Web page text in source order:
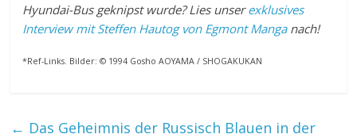
Hyundai-Bus geknipst wurde? Lies unserexklusives
Interview mit Steffen Hautog von Egmont Manganach!
*Ref-Links. Bilder: © 1994 Gosho AOYAMA / SHOGAKUKAN
← Das Geheimnis der Russisch Blauen in der